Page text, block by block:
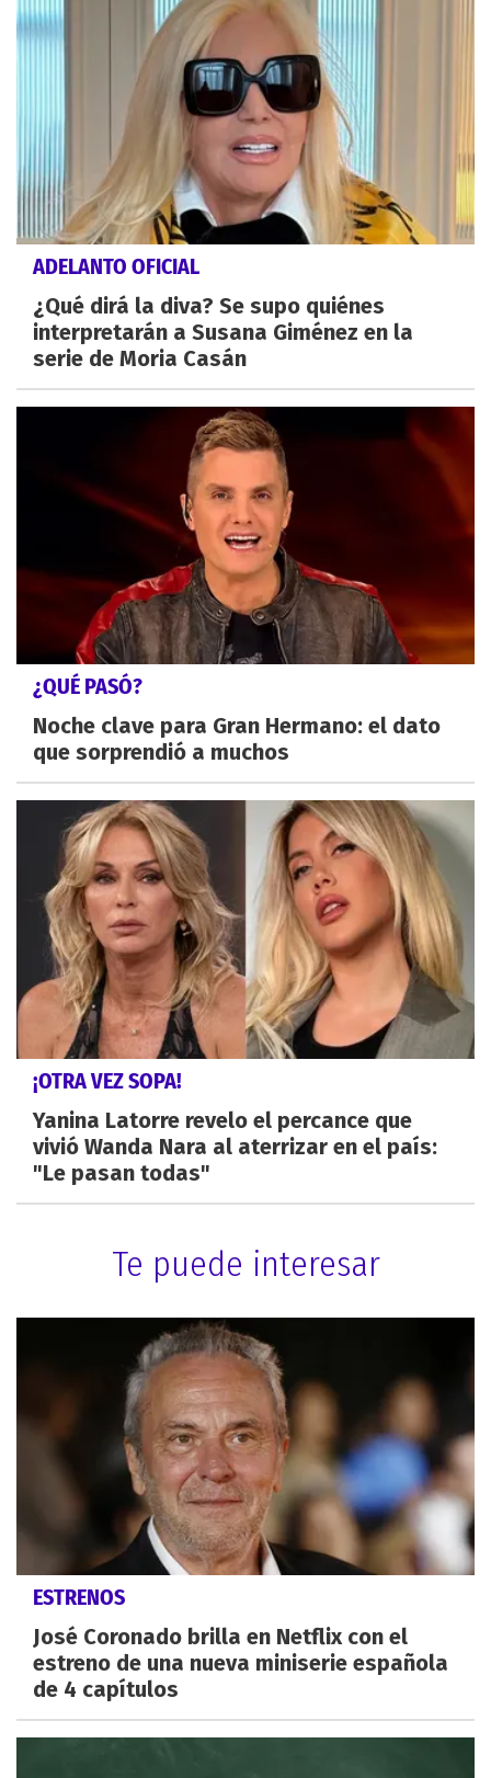
ADELANTO OFICIAL
¿Qué dirá la diva? Se supo quiénes
interpretarán a Susana Giménez en la
serie de Moria Casán
¿QUÉ PASÓ?
Noche clave para Gran Hermano: el dato
que sorprendió a muchos
¡OTRA VEZ SOPA!
Yanina Latorre revelo el percance que
vivió Wanda Nara al aterrizar en el país:
"Le pasan todas"
Te puede interesar
ESTRENOS
José Coronado brilla en Netflix con el
estreno de una nueva miniserie española
de 4 capítulos